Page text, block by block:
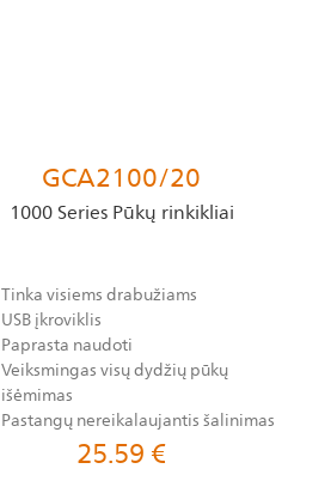
GCA2100/20
1000 Series Pūkų rinkikliai
Tinka visiems drabužiams
USB įkroviklis
Paprasta naudoti
Veiksmingas visų dydžių pūkų
išėmimas
Pastangų nereikalaujantis šalinimas
25.59€